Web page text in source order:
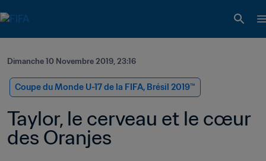
Dimanche 10 Novembre 2019, 23:16
Coupe du Monde U-17 de la FIFA, Brésil 2019™
Taylor, le cerveau et le cœur
des Oranjes